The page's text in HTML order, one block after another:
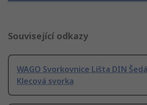
Související odkazy
WAGO Svorkovnice Lišta DIN
Klecová svorka